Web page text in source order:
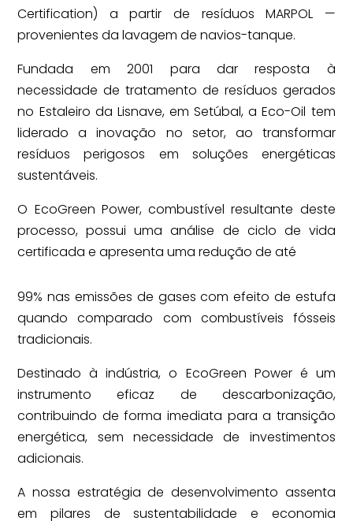
Certification) a partir de resíduos MARPOL —
provenientes da lavagem de navios-tanque.
Fundada em 2001 para dar resposta à
necessidade de tratamento de resíduos gerados
no Estaleiro da Lisnave, em Setúbal, a Eco-Oil tem
liderado a inovação no setor, ao transformar
resíduos perigosos em soluções energéticas
sustentáveis.
O EcoGreen Power, combustível resultante deste
processo, possui uma análise de ciclo de vida
certificada e apresenta uma redução de até
99% nas emissões de gases com efeito de estufa
quando comparado com combustíveis fósseis
tradicionais.
Destinado à indústria, o EcoGreen Power é um
instrumento eficaz de descarbonização,
contribuindo de forma imediata para a transição
energética, sem necessidade de investimentos
adicionais.
A nossa estratégia de desenvolvimento assenta
em pilares de sustentabilidade e economia